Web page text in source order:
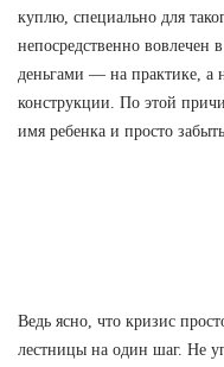
куплю, специально для
непосредственно вовлечен
деньгами — на практике, а
конструкции. По этой
имя ребенка и просто
Ведь ясно, что кризис
лестницы на один шаг. Не